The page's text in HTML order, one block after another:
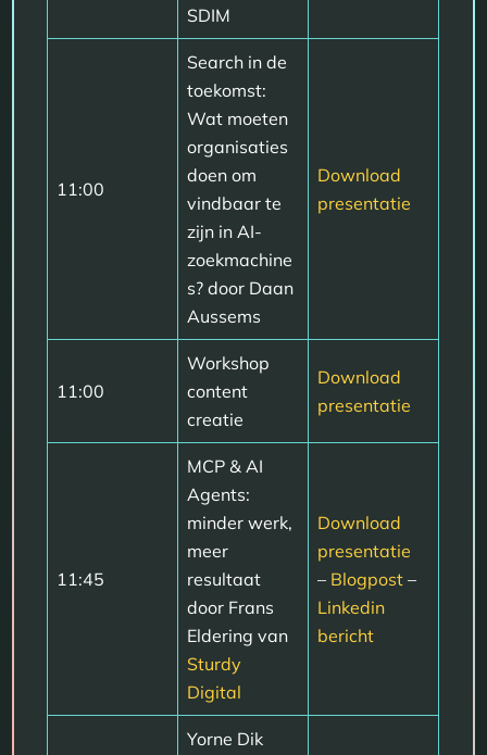
SDIM
11:00
Search in de
toekomst:
Wat moeten
organisaties
doen om
vindbaar te
zijn in AI-
zoekmachine
s? door Daan
Aussems
Download
presentatie
11:00
Workshop
content
creatie
Download
presentatie
11:45
MCP & AI
Agents:
minder werk,
meer
resultaat
door Frans
Eldering van
Sturdy
Digital
Download
presentatie
– Blogpost –
Linkedin
bericht
Yorne Dik